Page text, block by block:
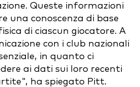
Queste informazioni
una conoscenza di base
di ciascun giocatore. A
con i club nazionali
in quanto ci
ai dati sui loro recenti
ha spiegato Pitt.